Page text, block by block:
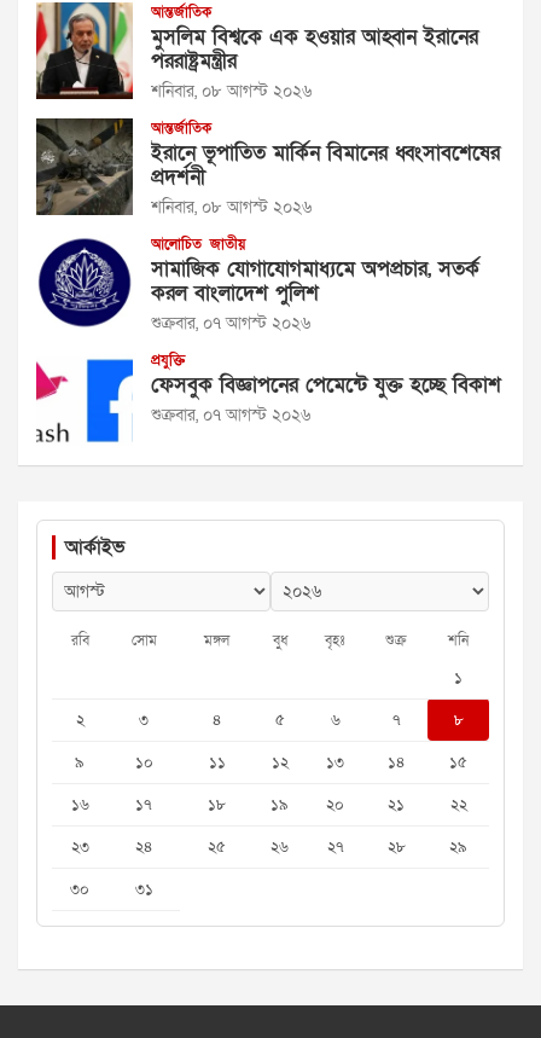
আন্তর্জাতিক
মুসলিম বিশ্বকে এক হওয়ার আহ্বান ইরানের
পররাষ্ট্রমন্ত্রীর
শনিবার, ০৮ আগস্ট ২০২৬
আন্তর্জাতিক
ইরানে ভূপাতিত মার্কিন বিমানের ধ্বংসাবশেষের
প্রদর্শনী
শনিবার, ০৮ আগস্ট ২০২৬
আলোচিত জাতীয়
সামাজিক যোগাযোগমাধ্যমে অপপ্রচার, সতর্ক
করল বাংলাদেশ পুলিশ
শুক্রবার, ০৭ আগস্ট ২০২৬
প্রযুক্তি
ফেসবুক বিজ্ঞাপনের পেমেন্টে যুক্ত হচ্ছে বিকাশ
শুক্রবার, ০৭ আগস্ট ২০২৬
আর্কাইভ
রবি সোম মঙ্গল বুধ বৃহঃ শুক্র শনি
১
২
৩ ৪ ৫ ৬ ৭
৮
৯
১০ ১১ ১২ ১৩ ১৪
১৫
১৬
১৭ ১৮ ১৯ ২০ ২১
২২
২৩
২৪ ২৫ ২৬ ২৭ ২৮
২৯
৩০
৩১